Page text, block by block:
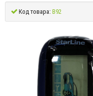
Код товара:B92